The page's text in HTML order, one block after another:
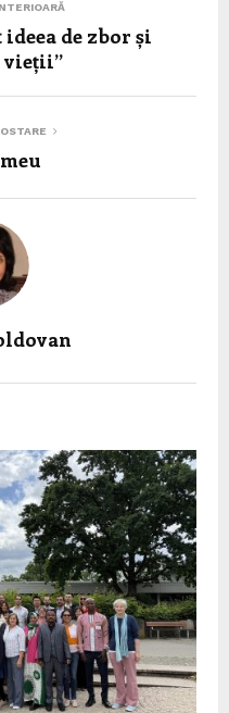
de zbor și
vieții”